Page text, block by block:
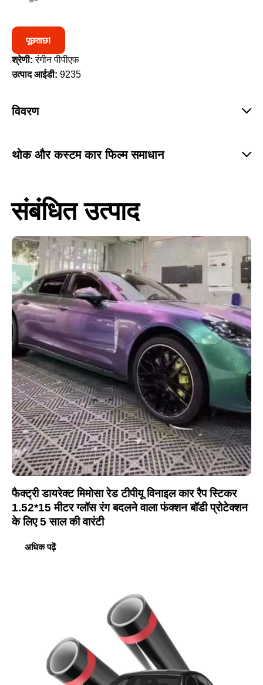
पूछताछ!
श्रेणी:रंगीन पीपीएफ
उत्पाद आईडी: 9235
विवरण
थोक और कस्टम कार फिल्म समाधान
संबंधित उत्पाद
फैक्ट्री डायरेक्ट मिमोसा रेड टीपीयू विनाइल कार रैप स्टिकर
1.52*15 मीटर ग्लॉस रंग बदलने वाला फंक्शन बॉडी प्रोटेक्शन
के लिए 5 साल की वारंटी
अधिक पढ़ें